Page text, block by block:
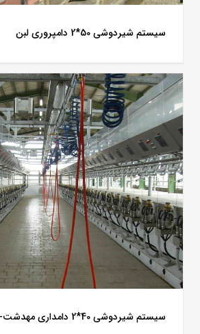
سیستم شیردوشی 50*2 دامپروری لبن
سیستم شیردوشی 40*2 دامداری مهدشت- 2000 راس دوشا